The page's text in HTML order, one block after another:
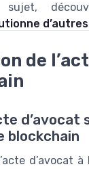
sujet,
de
d’avocat
blockchain
d’avocat